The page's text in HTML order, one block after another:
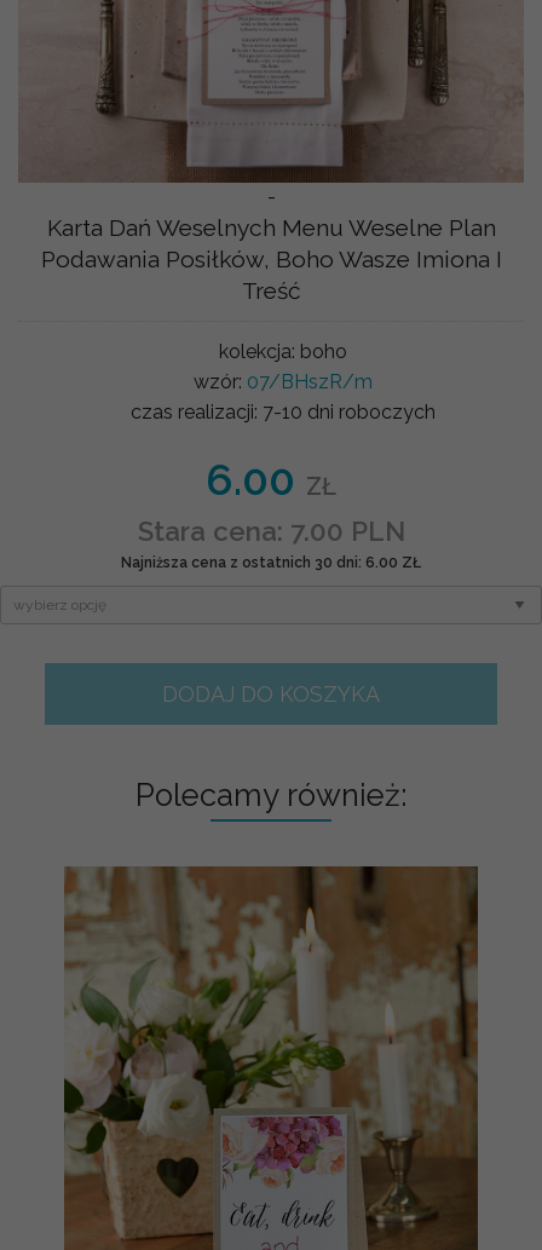
-
Karta Dań Weselnych Menu Weselne Plan
Podawania Posiłków, Boho Wasze Imiona I
Treść
kolekcja: boho
wzór: 07/BHszR/m
czas realizacji: 7-10 dni roboczych
6.00 ZŁ
Stara cena: 7.00 PLN
Najniższa cena z ostatnich 30 dni: 6.00 ZŁ
DODAJ DO KOSZYKA
Polecamy również: